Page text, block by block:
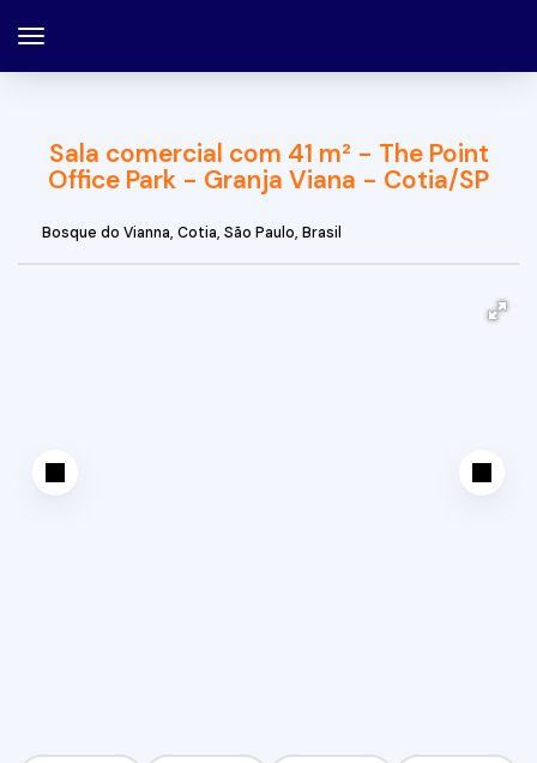
Sala comercial com 41 m² - The Point
Office Park - Granja Viana - Cotia/SP
Bosque do Vianna, Cotia, São Paulo, Brasil